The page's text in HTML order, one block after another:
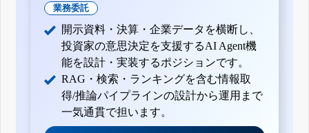
業務委託
開示資料・決算・企業データを横断し、
投資家の意思決定を支援するAI Agent機
能を設計・実装するポジションです。
RAG・検索・ランキングを含む情報取
得/推論パイプラインの設計から運用まで
一気通貫で担います。